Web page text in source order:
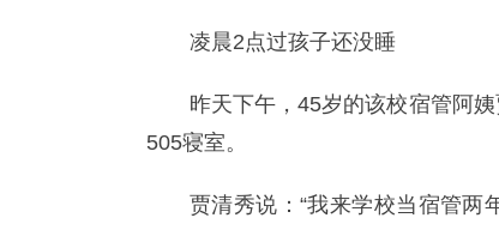
凌晨2点过孩子还没睡
昨天下午，45岁的该校宿管阿
505寝室。
贾清秀说：“我来学校当宿管